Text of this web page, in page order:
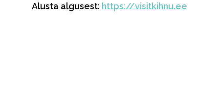
Alusta algusest: https://visitkihnu.ee